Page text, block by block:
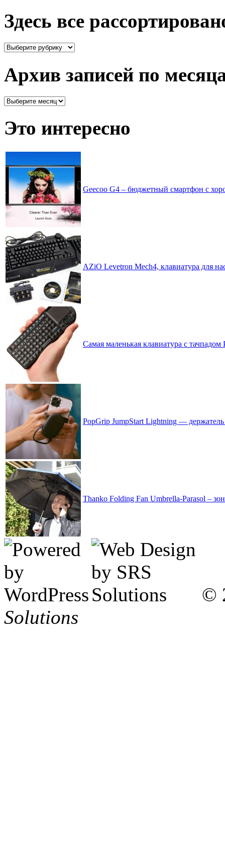
Здесь все
Здесь
Архив записей по
Архив
месяцам
Это интересно
Geecoo G4 – бюджетный смартфон с
AZiO Levetron Mech4, клавиатура для
Самая маленькая клавиатура с тачпадом
PopGrip JumpStart Lightning —
Thanko Folding Fan Umbrella-Parasol –
©
Solutions